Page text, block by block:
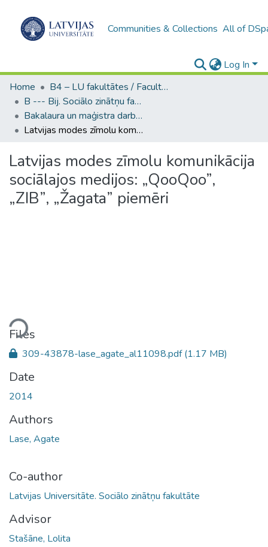
Communities & Collections All of
Log In
Home
B4 – LU fakultātes / Faculties of the UL
B --- Bij. Sociālo zinātņu fakultātes noslēguma darbi / Faculty of Social Sciences - Graduate works
Bakalaura un maģistra darbi (SZF) / Bachelor's and Master's theses
Latvijas modes zīmolu komunikācija sociālajos medijos: „QooQoo”, „ZIB”, „Žagata” piemēri
Latvijas modes zīmolu komunikācija
sociālajos medijos: „QooQoo”,
„ZIB”, „Žagata” piemēri
Files
309-43878-lase_agate_al11098.pdf(1.17 MB)
Date
2014
Authors
Lase, Agate
Co-author
Latvijas Universitāte. Sociālo zinātņu fakultāte
Advisor
Stašāne, Lolita